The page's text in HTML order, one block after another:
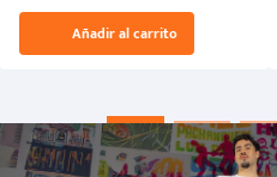
El Rugido del Sol Naciente:
“Primeros para la Et...
Añadir al carrito